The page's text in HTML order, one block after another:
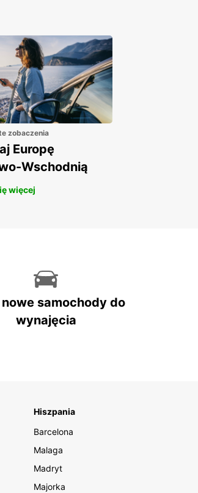
zobaczenia
Europę
Wschodnią
więcej
samochody do
wynajęcia
Hiszpania
Barcelona
Malaga
Madryt
Majorka